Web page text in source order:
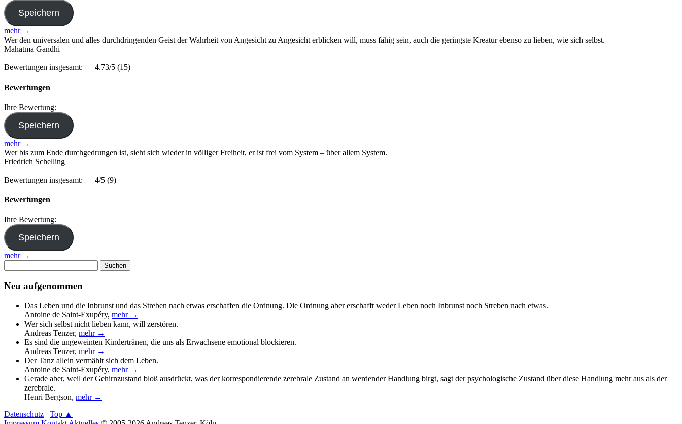
mehr →
Wer den universalen und alles durchdringenden Geist der Wahrheit von Angesicht zu Angesicht erblicken will, muss fähig sein, auch die geringste Kreatur ebenso zu lieben, wie sich selbst.
Mahatma Gandhi
Bewertungen insgesamt: 4.73/5 (15)
Bewertungen
Ihre Bewertung:
mehr →
Wer bis zum Ende durchgedrungen ist, sieht sich wieder in völliger Freiheit, er ist frei vom System – über allem System.
Friedrich Schelling
Bewertungen insgesamt: 4/5 (9)
Bewertungen
Ihre Bewertung:
mehr →
nach:
Neu aufgenommen
Das Leben und die Inbrunst und das Streben nach etwas erschaffen die Ordnung. Die Ordnung aber erschafft weder Leben noch Inbrunst noch Streben nach etwas.
Antoine de Saint-Exupéry, mehr →
Wer sich selbst nicht lieben kann, will zerstören.
Andreas Tenzer, mehr →
Es sind die ungeweinten Kindertränen, die uns als Erwachsene emotional blockieren.
Andreas Tenzer, mehr →
Der Tanz allein vermählt sich dem Leben.
Antoine de Saint-Exupéry, mehr →
Gerade aber, weil der Gehirnzustand bloß ausdrückt, was der korrespondierende zerebrale Zustand an werdender Handlung birgt, sagt der psychologische Zustand über diese Handlung mehr aus als der
zerebrale.
Henri Bergson, mehr →
Datenschutz
Top ▲